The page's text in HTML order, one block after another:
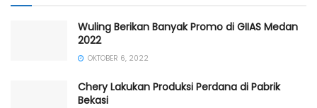
Wuling Berikan Banyak Promo di GIIAS Medan
2022
OKTOBER 6, 2022
Chery Lakukan Produksi Perdana di Pabrik
Bekasi